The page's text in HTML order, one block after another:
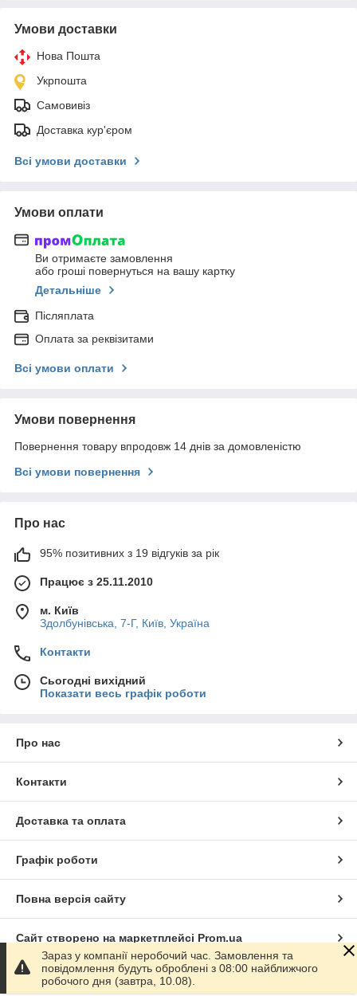
Умови доставки
Нова Пошта
Укрпошта
Самовивіз
Доставка кур'єром
Всі умови доставки
Умови оплати
Ви отримаєте замовлення
або гроші повернуться на вашу картку
Детальніше
Післяплата
Оплата за реквізитами
Всі умови оплати
Умови повернення
Повернення товару впродовж 14 днів за домовленістю
Всі умови повернення
Про нас
95% позитивних з 19 відгуків за рік
Працює з 25.11.2010
м. Київ
Здолбунівська, 7-Г, Київ, Україна
Контакти
Сьогодні вихідний
Показати весь графік роботи
Про нас
Контакти
Доставка та оплата
Графік роботи
Повна версія сайту
Сайт створено на маркетплейсі Prom.ua
Політика конфіденційності
Зараз у компанії неробочий час. Замовлення та
повідомлення будуть оброблені з 08:00 найближчого
робочого дня (завтра, 10.08).